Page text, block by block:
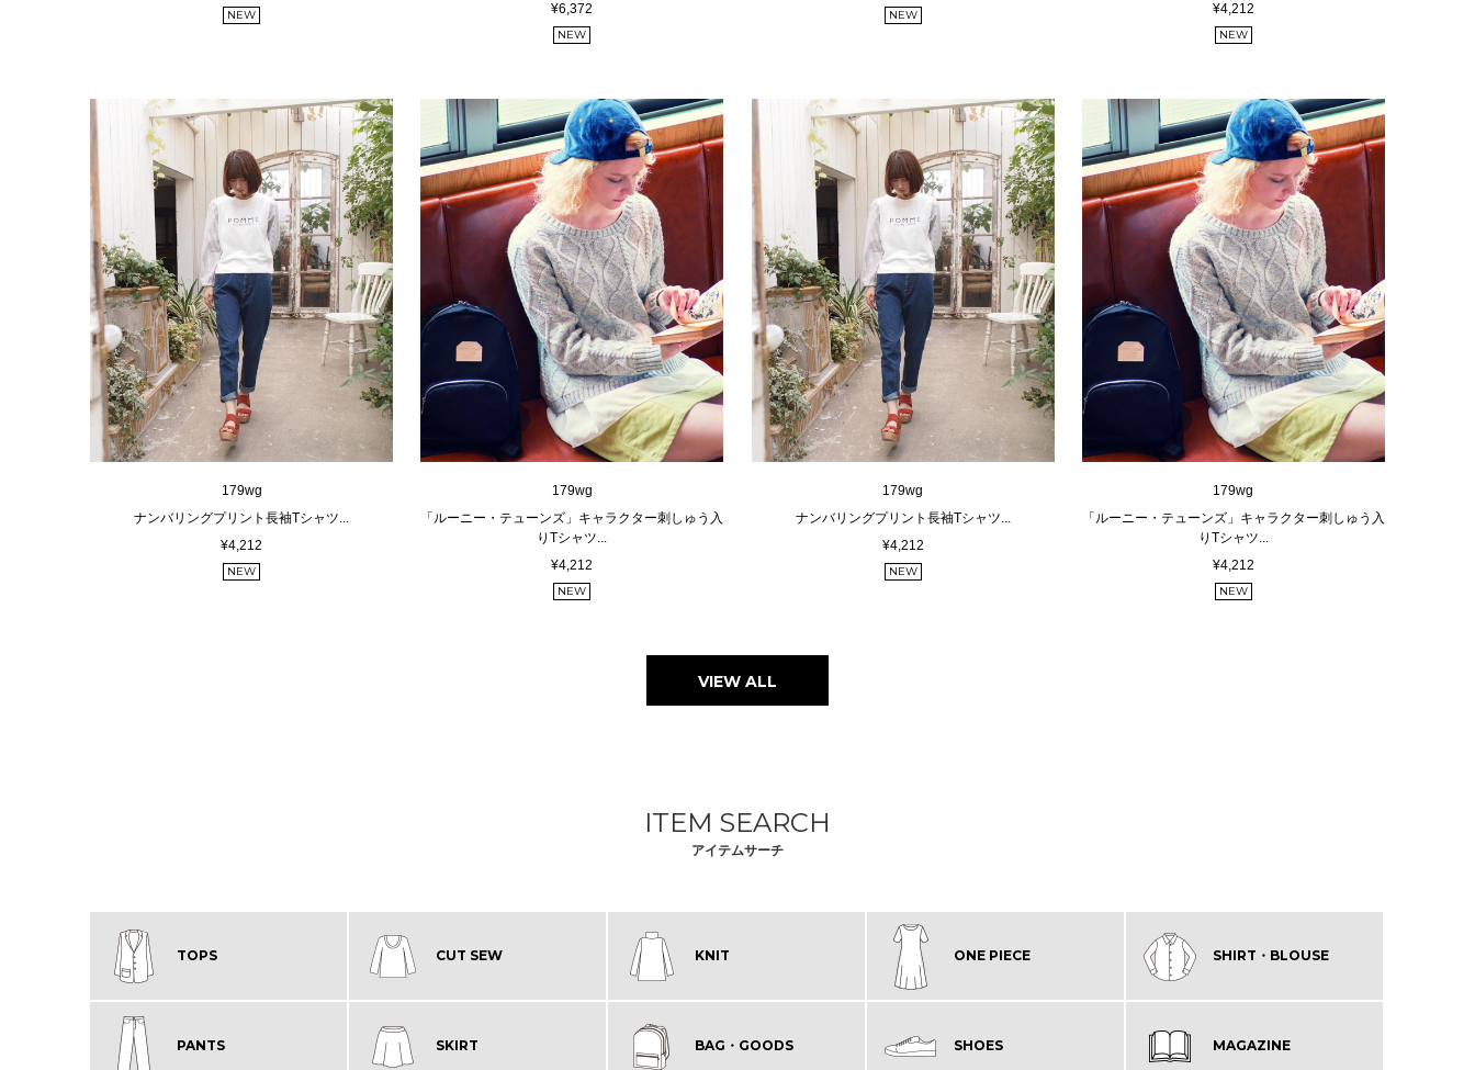
NEW
¥6,372
NEW
NEW
¥4,212
NEW
179wg
ナンバリングプリント長袖Tシャツ...
¥4,212
NEW
179wg
「ルーニー・テューンズ」キャラクター刺しゅう入
りTシャツ...
¥4,212
NEW
179wg
ナンバリングプリント長袖Tシャツ...
¥4,212
NEW
179wg
「ルーニー・テューンズ」キャラクター刺しゅう入
りTシャツ...
¥4,212
NEW
VIEW ALL
ITEM SEARCH
アイテムサーチ
TOPS CUT SEW KNIT ONE PIECE SHIRT・BLOUSE
PANTS SKIRT BAG・GOODS SHOES MAGAZINE